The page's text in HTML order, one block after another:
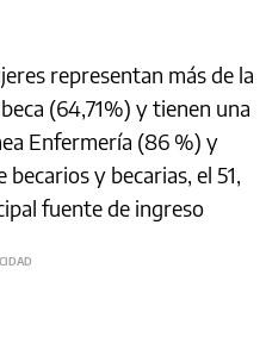
representan más de la
(64,71%) y tienen una
Enfermería (86 %) y
y becarias, el 51,
fuente de ingreso